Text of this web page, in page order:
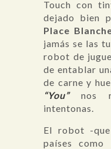
Touch con
dejado bien
Place
jamás se las
robot de
de entablar
de carne y
“You”nos
intentonas.
El robot -
países